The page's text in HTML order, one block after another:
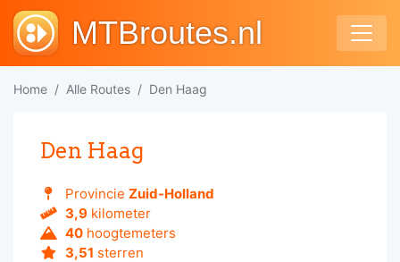
MTBroutes.nl
Home Alle Routes Den Haag
Den Haag
Provincie Zuid-Holland
3,9kilometer
40hoogtemeters
3,51 sterren